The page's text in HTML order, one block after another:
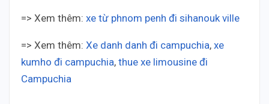
=> Xem thêm: xe từ phnom penh đi sihanouk ville
=> Xem thêm: Xe danh danh đi campuchia, xe
kumho đi campuchia, thue xe limousine đi
Campuchia